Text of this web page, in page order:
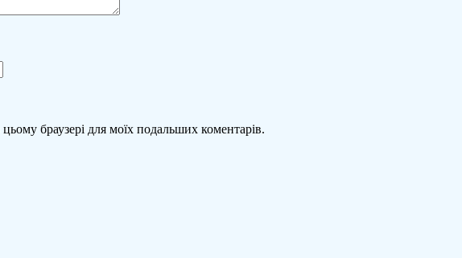
браузері для моїх подальших коментарів.